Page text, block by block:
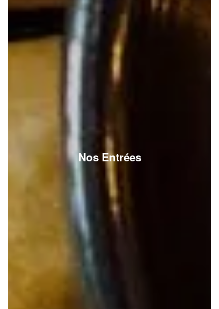
Nos Entrées